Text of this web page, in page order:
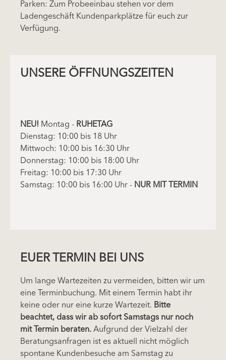
Parken: Zum Probeeinbau stehen vor dem
Ladengeschäft Kundenparkplätze für euch zur
Verfügung.
UNSERE ÖFFNUNGSZEITEN
NEU! Montag - RUHETAG
Dienstag: 10:00 bis 18 Uhr
Mittwoch: 10:00 bis 16:30 Uhr
Donnerstag: 10:00 bis 18:00 Uhr
Freitag: 10:00 bis 17:30 Uhr
Samstag: 10:00 bis 16:00 Uhr - NUR MIT TERMIN
EUER TERMIN BEI UNS
Um lange Wartezeiten zu vermeiden, bitten wir um
eine Terminbuchung. Mit einem Termin habt ihr
keine oder nur eine kurze Wartezeit. Bitte
beachtet, dass wir ab sofort Samstags nur noch
mit Termin beraten. Aufgrund der Vielzahl der
Beratungsanfragen ist es aktuell nicht möglich
spontane Kundenbesuche am Samstag zu